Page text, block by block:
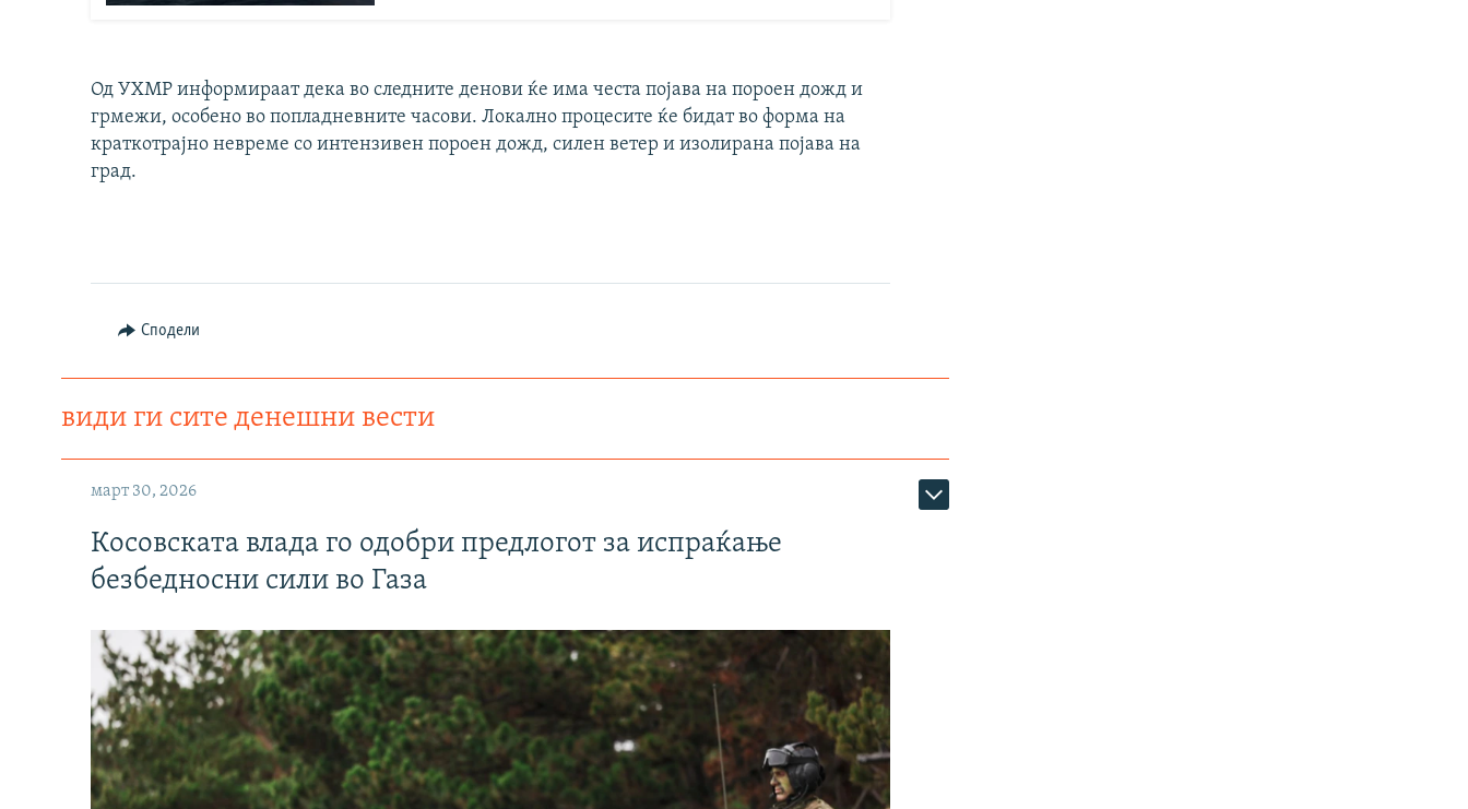
Од УХМР информираат дека во следните денови ќе има честа појава на пороен дожд и
грмежи, особено во попладневните часови. Локално процесите ќе бидат во форма на
краткотрајно невреме со интензивен пороен дожд, силен ветер и изолирана појава на
град.
Сподели
види ги сите денешни вести
март 30, 2026
Косовската влада го одобри предлогот за испраќање
безбедносни сили во Газа